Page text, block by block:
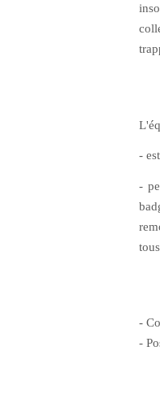
-
-
-
-